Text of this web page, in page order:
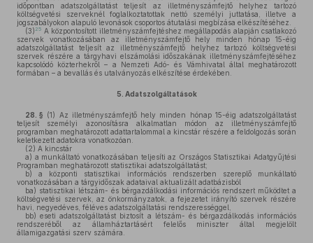
időpontban adatszolgáltatást teljesít az illetményszámfejtő helyhez tartozó
költségvetési szerveknél foglalkoztatottak nettó személyi juttatása, illetve a
jogszabályokon alapuló levonások csoportos átutalási megbízása elkészítéséhez.
(3) 25 A központosított illetményszámfejtéshez megállapodás alapján csatlakozó
szervek vonatkozásában az illetményszámfejtő hely minden hónap 15-éig
adatszolgáltatást teljesít az illetményszámfejtő helyhez tartozó költségvetési
szervek részére a tárgyhavi elszámolási időszakának illetményszámfejtéséhez
kapcsolódó közterhekről – a Nemzeti Adó- és Vámhivatal által meghatározott
formában – a bevallás és utalványozás elkészítése érdekében.
5. Adatszolgáltatások
28. § (1) Az illetményszámfejtő hely minden hónap 15-éig adatszolgáltatást
teljesít személyi azonosításra alkalmatlan módon az illetményszámfejtő
programban meghatározott adattartalommal a kincstár részére a feldolgozás során
keletkezett adatokra vonatkozóan.
(2) A kincstár
a) a munkáltató vonatkozásában teljesíti az Országos Statisztikai Adatgyűjtési
Programban meghatározott statisztikai adatszolgáltatást;
b) a központi statisztikai információs rendszerben szereplő munkáltató
vonatkozásában a tárgyidőszak adataival aktualizált adatbázisból
ba) statisztikai létszám- és bérgazdálkodási információs rendszert működtet a
költségvetési szervek, az önkormányzatok, a fejezetet irányító szervek részére
havi, negyedéves, féléves adatszolgáltatási rendszerességgel,
bb) eseti adatszolgáltatást biztosít a létszám- és bérgazdálkodás információs
rendszeréből az államháztartásért felelős miniszter által megjelölt
államigazgatási szerv számára.